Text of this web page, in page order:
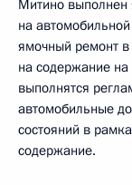
Митино
на
ямочный ремонт
на содержание
выполнятся
автомобильные
состояний в
содержание.